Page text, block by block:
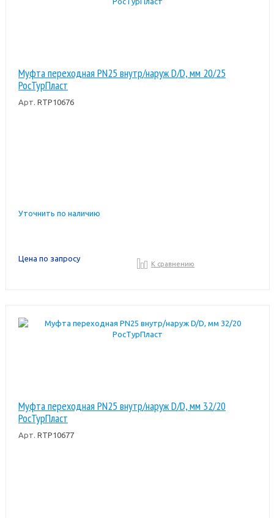
Муфта переходная PN25 внутр/наруж D/D, мм 20/25
РосТурПласт
Арт. RTP10676
Уточнить по наличию
Цена по запросу
К сравнению
Муфта переходная PN25 внутр/наруж D/D, мм 32/20
РосТурПласт
Арт. RTP10677